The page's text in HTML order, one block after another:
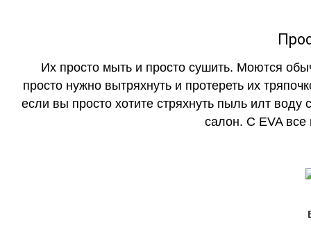
Их просто мыть и просто сушить. Моются
просто нужно вытряхнуть и протереть их
если вы просто хотите стряхнуть пыль илт воду
салон. С EVA все